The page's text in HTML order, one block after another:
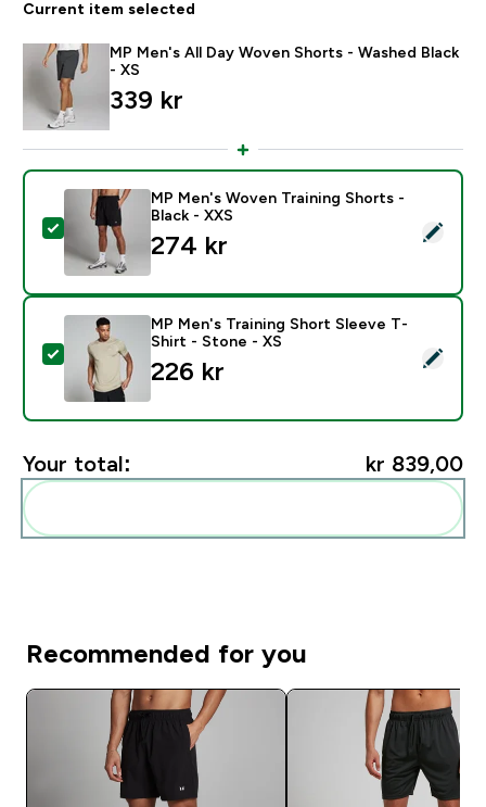
Current item selected
MP Men's All Day Woven Shorts - Washed Black
- XS
339 kr‎
Select this product - MP Men's Woven Training
MP Men's Woven Training Shorts -
Black - XXS
274 kr‎
Select this product - MP Men's Training Short Sleeve
MP Men's Training Short Sleeve T-
Shirt - Stone - XS
226 kr‎
Your total: kr 839,00‎
Recommended for you